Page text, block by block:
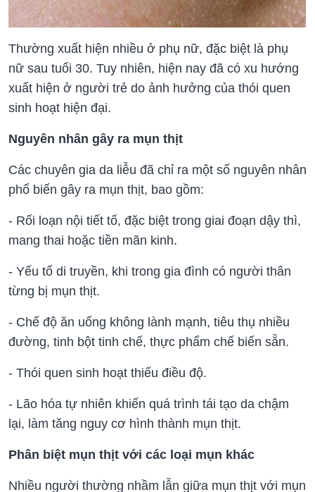
Thường xuất hiện nhiều ở phụ nữ, đặc biệt là phụ
nữ sau tuổi 30. Tuy nhiên, hiện nay đã có xu hướng
xuất hiện ở người trẻ do ảnh hưởng của thói quen
sinh hoạt hiện đại.
Nguyên nhân gây ra mụn thịt
Các chuyên gia da liễu đã chỉ ra một số nguyên nhân
phổ biến gây ra mụn thịt, bao gồm:
- Rối loạn nội tiết tố, đặc biệt trong giai đoạn dậy thì,
mang thai hoặc tiền mãn kinh.
- Yếu tố di truyền, khi trong gia đình có người thân
từng bị mụn thịt.
- Chế độ ăn uống không lành mạnh, tiêu thụ nhiều
đường, tinh bột tinh chế, thực phẩm chế biến sẵn.
- Thói quen sinh hoạt thiếu điều độ.
- Lão hóa tự nhiên khiến quá trình tái tạo da chậm
lại, làm tăng nguy cơ hình thành mụn thịt.
Phân biệt mụn thịt với các loại mụn khác
Nhiều người thường nhầm lẫn giữa mụn thịt với mụn